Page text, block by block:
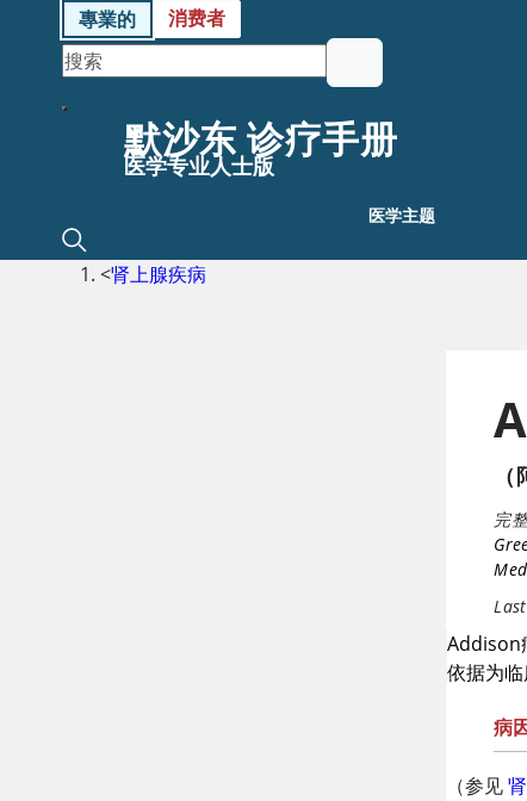
專業的 消费者
默沙东 诊疗手册
医学专业人士版
医学主题
<肾上腺疾病
完
Addison
依据为
病
（参见